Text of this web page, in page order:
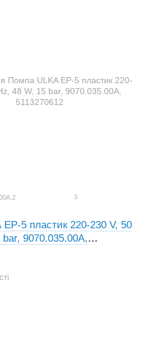
3
5 пластик 220-230 V, 50
9070.035.00A,